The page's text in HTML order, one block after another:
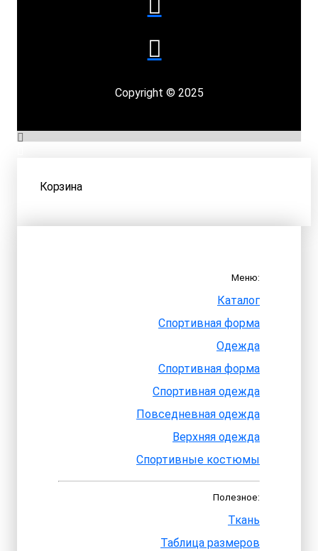
Copyright © 2025
Корзина
Меню:
Каталог
Спортивная форма
Одежда
Спортивная форма
Спортивная одежда
Повседневная одежда
Верхняя одежда
Спортивные костюмы
Полезное:
Ткань
Таблица размеров